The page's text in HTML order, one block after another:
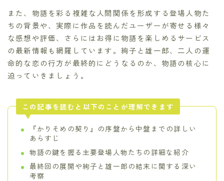
また、物語を彩る複雑な人間関係を形成する登場人物た
ちの背景や、実際に作品を読んだユーザーが寄せる様々
な感想や評価、さらにはお得に物語を楽しめるサービス
の最新情報も網羅しています。絢子と雄一郎、二人の運
命的な恋の行方が最終的にどうなるのか、物語の核心に
迫っていきましょう。
この記事を読むと以下のことが理解できます
『かりそめの契り』の序盤から中盤までの詳しい
あらすじ
物語の鍵を握る主要登場人物たちの詳細な紹介
最終回の展開や絢子と雄一郎の結末に関する深い
考察